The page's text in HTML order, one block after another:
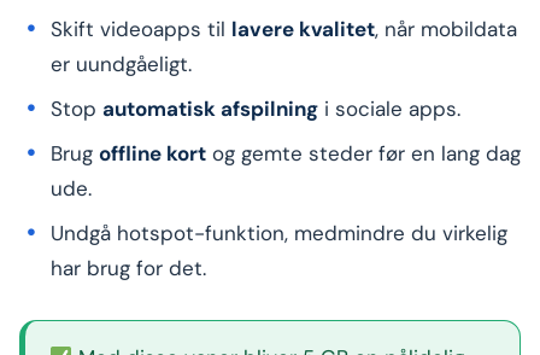
Skift videoapps til lavere kvalitet, når mobildata
er uundgåeligt.
Stop automatisk afspilning i sociale apps.
Brug offline kort og gemte steder før en lang dag
ude.
Undgå hotspot-funktion, medmindre du virkelig
har brug for det.